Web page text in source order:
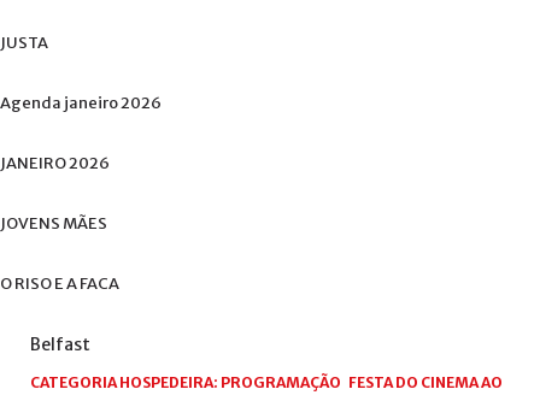
JUSTA
Agenda janeiro2026
JANEIRO2026
JOVENS MÃES
ORISOEAFACA
Belfast
CATEGORIA HOSPEDEIRA: PROGRAMAÇÃO FESTA DO CINEMA AO